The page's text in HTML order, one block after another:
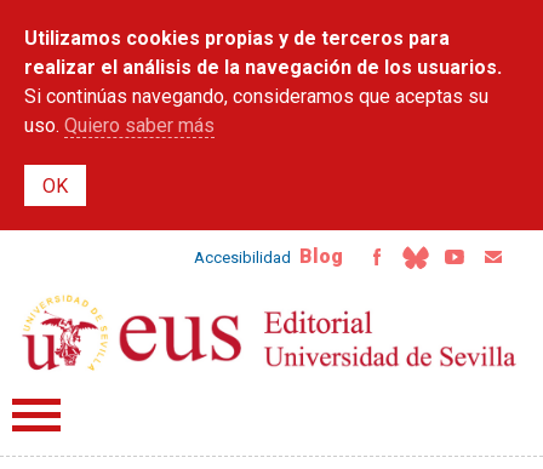
contenido
principal
Utilizamos cookies propias y de terceros para
realizar el análisis de la navegación de los usuarios.
Si continúas navegando, consideramos que aceptas su
uso. Quiero saber más
Accesibilidad Blog